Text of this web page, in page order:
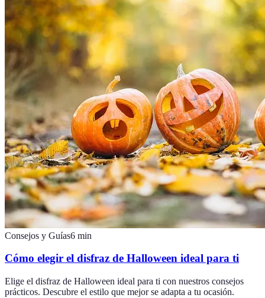
Consejos y Guías6 min
Cómo elegir el disfraz de Halloween ideal para ti
Elige el disfraz de Halloween ideal para ti con nuestros consejos
prácticos. Descubre el estilo que mejor se adapta a tu ocasión.